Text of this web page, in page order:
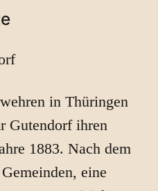
in Thüringen
Gutendorf ihren
1883. Nach dem
eine